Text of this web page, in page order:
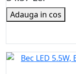
Adauga in cos